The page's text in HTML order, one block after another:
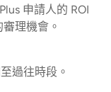
申請人的 ROI
理機會。
過往時段。